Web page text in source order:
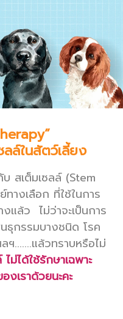
ล์ในสัตว์เลี้ยง
บ สเต็มเซลล์ (Stem
างเลือก ที่ใช้ในการ
แล้ว ไม่ว่าจะเป็นการ
ธุกรรมบางชนิด โรค
ฯ.......แล้วทราบหรือไม่
ไม่ได้ใช้รักษาเฉพาะ
เราด้วยนะคะ